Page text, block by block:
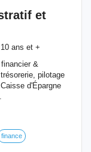
et
10 ans et +
&
pilotage
d'Épargne
finance